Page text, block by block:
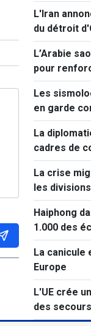
L'Iran
du détroit
L’Arabie
pour
Rouge
Les
en garde
séismes
Kumamoto
La
cadres de
concrets
La crise
les
européenne
Haiphong
1.000 des
innovantes
monde
La canicule
Europe
L'UE crée
des